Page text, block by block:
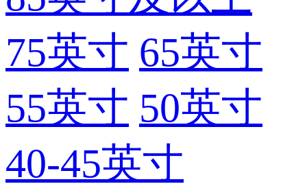
75英寸 65英寸
55英寸 50英寸
40-45英寸